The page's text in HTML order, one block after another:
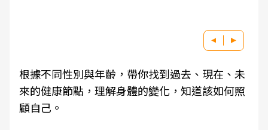
根據不同性別與年齡，帶你找到過去、現在、未
來的健康節點，理解身體的變化，知道該如何照
顧自己。